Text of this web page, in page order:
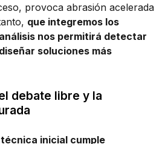
provoca abrasión acelerada
que integremos los
nos permitirá detectar
soluciones más
debate libre y la
inicial cumple